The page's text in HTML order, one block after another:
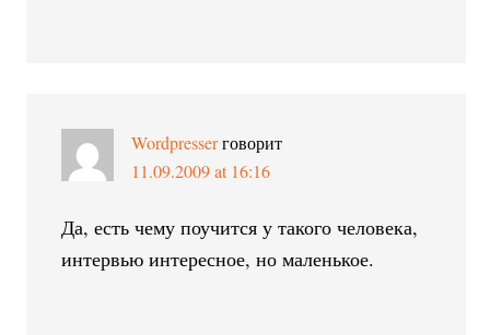
Wordpresserговорит
11.09.2009 at 16:16
Да, есть чему поучится у такого человека,
интервью интересное, но маленькое.